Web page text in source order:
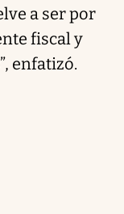
a ser por
fiscal y
enfatizó.